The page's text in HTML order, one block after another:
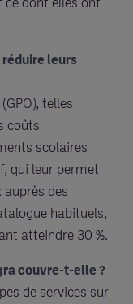
leurs
telles
coûts
scolaires
qui leur permet
des
habituels,
atteindre 30 %.
couvre-t-elle ?
de services sur